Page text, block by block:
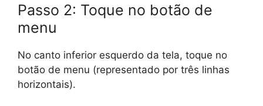
Passo 2: Toque no botão de
menu
No canto inferior esquerdo da tela, toque no
botão de menu (representado por três linhas
horizontais).